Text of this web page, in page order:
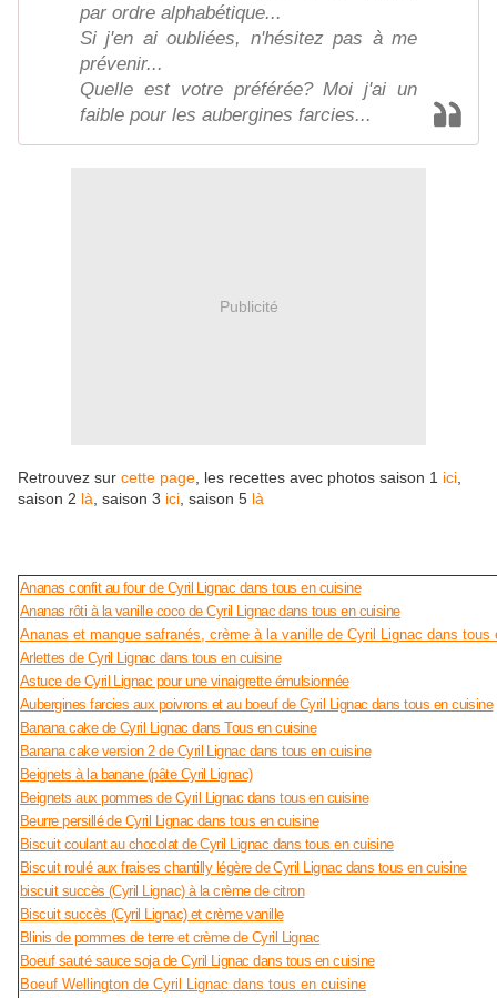
par ordre alphabétique...
Si j'en ai oubliées, n'hésitez pas à me
prévenir...
Quelle est votre préférée? Moi j'ai un
faible pour les aubergines farcies...
Publicité
Retrouvez sur cette page , les recettes avec photos saison 1 ici
saison 2 là , saison 3 ici , saison 5 là
Ananas confit au four de Cyril Lignac dans tous en cuisine
Ananas rôti à la vanille coco de Cyril Lignac dans tous en cuisine
Ananas et mangue safranés, crème à la vanille de Cyril Lignac dans
Arlettes de Cyril Lignac dans tous en cuisine
Astuce de Cyril Lignac pour une vinaigrette émulsionnée
Aubergines farcies aux poivrons et au boeuf de Cyril Lignac dans tous en cuisine
Banana cake de Cyril Lignac dans Tous en cuisine
Banana cake version 2 de Cyril Lignac dans tous en cuisine
Beignets à la banane (pâte Cyril Lignac)
Beignets aux pommes de Cyril Lignac dans tous en cuisine
Beurre persillé de Cyril Lignac dans tous en cuisine
Biscuit coulant au chocolat de Cyril Lignac dans tous en cuisine
Biscuit roulé aux fraises chantilly légère de Cyril Lignac dans tous en cuisine
biscuit succès (Cyril Lignac) à la crème de citron
Biscuit succès (Cyril Lignac) et crème vanille
Blinis de pommes de terre et crème de Cyril Lignac
Boeuf sauté sauce soja de Cyril Lignac dans tous en cuisine
Boeuf Wellington de Cyril Lignac dans tous en cuisine